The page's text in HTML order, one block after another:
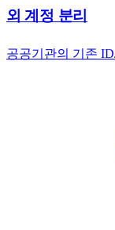
외 계정 분리
공공기관의 기존